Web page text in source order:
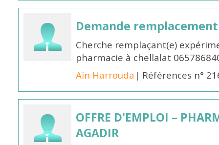
Demande remplacement
Cherche remplaçant(e)
pharmacie à chellalat
Aïn Harrouda | Références n°
OFFRE D'EMPLOI –
AGADIR